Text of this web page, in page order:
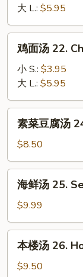
Drop
Mixed
Soup
22.
Chicken
Rice
Soup
大 L.: $5.95
鸡
22.
Chicken
Noodle
Soup
鸡面汤 22.
小 S.: $3.95
大 L.: $5.95
素
腐
汤
24.
Veg.
Bean
Curd
素菜豆腐汤
$8.50
海
25.
Seafood
Soup
海鲜汤 25.
$9.99
本
本楼汤 26.
$9.50